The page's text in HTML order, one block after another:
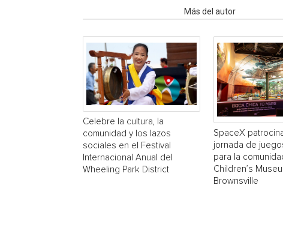
Más del autor
Celebre la cultura, la
comunidad y los lazos
sociales en el Festival
Internacional Anual del
Wheeling Park District
SpaceX
jornada de
para la
Children’s
Brownsville